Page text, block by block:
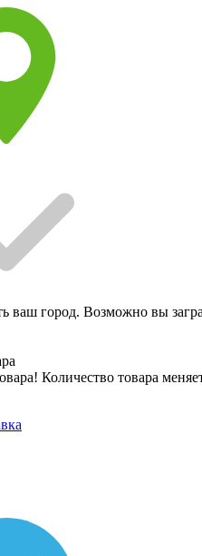
ваш город. Возможно вы
Количество товара